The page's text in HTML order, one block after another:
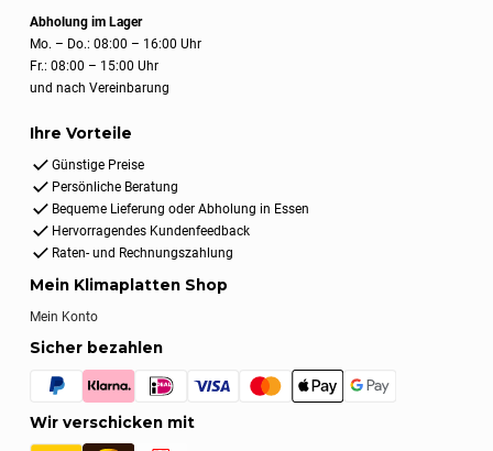
Abholung im Lager
Mo. – Do.: 08:00 – 16:00 Uhr
Fr.: 08:00 – 15:00 Uhr
und nach Vereinbarung
Ihre Vorteile
Günstige Preise
Persönliche Beratung
Bequeme Lieferung oder Abholung in Essen
Hervorragendes Kundenfeedback
Raten- und Rechnungszahlung
Mein Klimaplatten Shop
Mein Konto
Sicher bezahlen
Wir verschicken mit